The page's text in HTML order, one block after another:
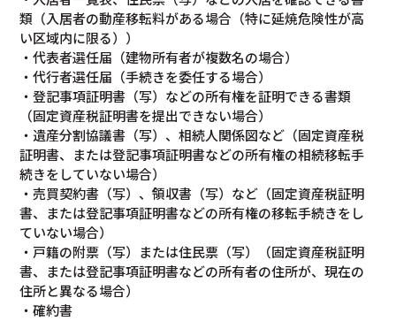
類（入居者の動産移転料がある場合（特に延焼危険性が高
い区域内に限る））
・代表者選任届（建物所有者が複数名の場合）
・代行者選任届（手続きを委任する場合）
・登記事項証明書（写）などの所有権を証明できる書類
（固定資産税証明書を提出できない場合）
・遺産分割協議書（写）、相続人関係図など（固定資産税
証明書、または登記事項証明書などの所有権の相続移転手
続きをしていない場合）
・売買契約書（写）、領収書（写）など（固定資産税証明
書、または登記事項証明書などの所有権の移転手続きをし
ていない場合）
・戸籍の附票（写）または住民票（写）（固定資産税証明
書、または登記事項証明書などの所有者の住所が、現在の
住所と異なる場合）
・確約書